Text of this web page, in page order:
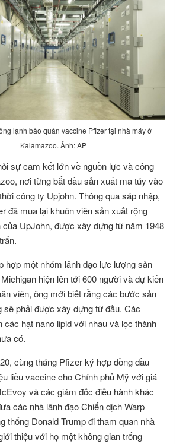
lạnh bảo quản vaccine Pfizer tại nhà máy ở
Kalamazoo. Ảnh: AP
sự cam kết lớn về nguồn lực và công
nơi từng bắt đầu sản xuất ma túy vào
công ty Upjohn. Thông qua sáp nhập,
đã mua lại khuôn viên sản xuất rộng
của UpJohn, được xây dựng từ năm 1948
hợp một nhóm lãnh đạo lực lượng sản
hiện lên tới 600 người và dự kiến
viên, ông mới biết rằng các bước sản
sẽ phải được xây dựng từ đầu. Các
các hạt nano lipid với nhau và lọc thành
có.
cùng tháng Pfizer ký hợp đồng đầu
liều vaccine cho Chính phủ Mỹ với giá
và các giám đốc điều hành khác
các nhà lãnh đạo Chiến dịch Warp
thống Donald Trump đi tham quan nhà
thiệu với họ một không gian trống